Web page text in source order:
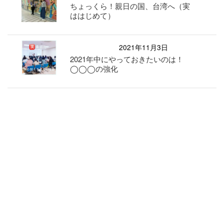
ちょっくら！親日の国、台湾へ（実
ははじめて）
2021年11月3日
2021年中にやっておきたいのは！
◯◯◯の強化